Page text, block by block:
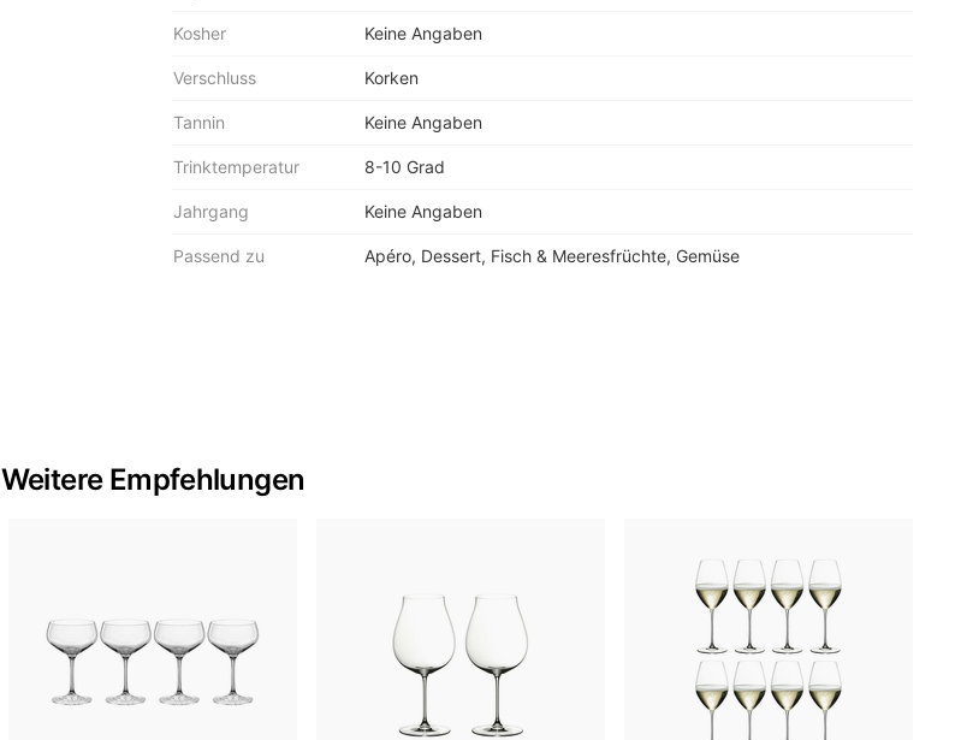
Kosher Keine Angaben
Verschluss Korken
Tannin Keine Angaben
Trinktemperatur 8-10 Grad
Jahrgang Keine Angaben
Passend zu Apéro, Dessert, Fisch & Meeresfrüchte, Gemüse
Weitere Empfehlungen